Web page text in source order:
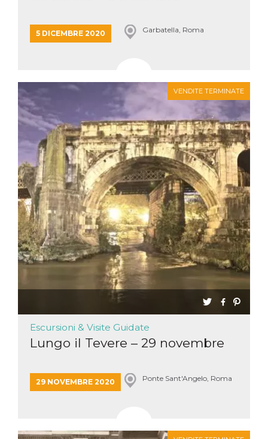
5 DICEMBRE 2020 Garbatella, Roma
VENDITE TERMINATE
Escursioni & Visite Guidate
Lungo il Tevere – 29 novembre
29 NOVEMBRE 2020 Ponte Sant'Angelo, Roma